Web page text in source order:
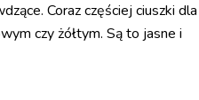
Coraz częściej ciuszki dla
czy żółtym. Są to jasne i